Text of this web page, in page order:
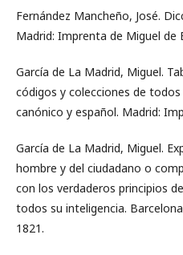
Fernández Mancheño, José.
Madrid: Imprenta de Miguel de
García de La Madrid, Miguel.
códigos y colecciones de
canónico y español. Madrid:
García de La Madrid, Miguel.
hombre y del ciudadano o
con los verdaderos principios
todos su inteligencia.
1821.